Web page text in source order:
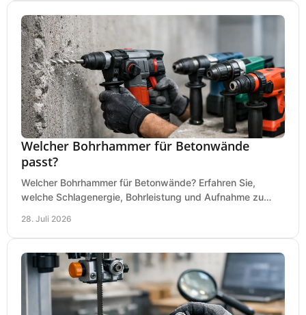
Welcher Bohrhammer für Betonwände
passt?
Welcher Bohrhammer für Betonwände? Erfahren Sie,
welche Schlagenergie, Bohrleistung und Aufnahme zu
28. Juli 2026